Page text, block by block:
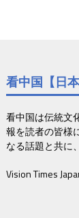
看中国【日
看中国は伝統文
報を読者の皆様
なる話題と共に
Vision Times